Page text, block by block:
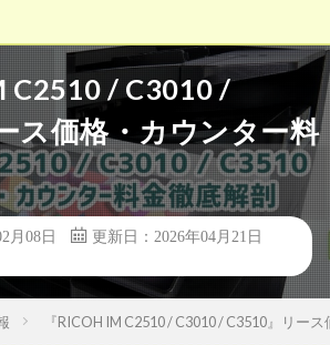
C2510 / C3010 /
ス価格・カウンター料
月08日
更新日：2026年04月21日
『RICOH IM C2510 / C3010 / C3510』リー